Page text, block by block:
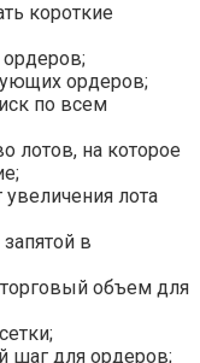
короткие
ордеров;
по всем
лотов, на которое
лота
в
объем для
шаг для ордеров;